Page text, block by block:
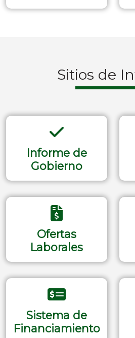
Sitios de
Informe de
Gobierno
Ofertas
Laborales
Sistema de
Financiamiento